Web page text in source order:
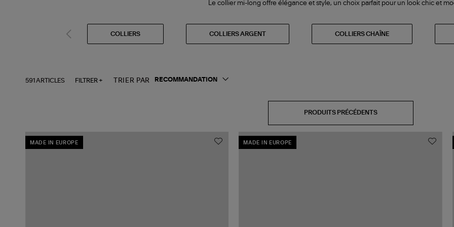
Le collier mi-long offre élégance et style, un choix parfait pour un look chic et
COLLIERS COLLIERS ARGENT COLLIERS CHAÎNE
591 ARTICLES FILTRER + TRIER PAR
PRODUITS PRÉCÉDENTS
MADE IN EUROPE MADE IN EUROPE